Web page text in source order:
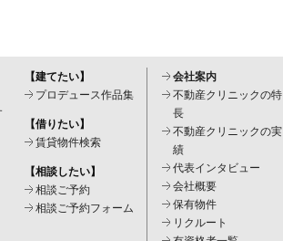
【建てたい】
プロデュース作品集
【借りたい】
賃貸物件検索
【相談したい】
相談ご予約
相談ご予約フォーム
会社案内
不動産クリニックの特
長
不動産クリニックの実
績
代表インタビュー
会社概要
保有物件
リクルート